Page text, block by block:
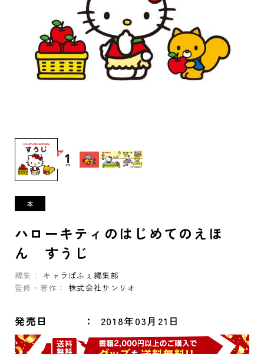
ハローキティのはじめてのえほ
ん すうじ
編集：
キャラぱふぇ編集部
監修・著作：
株式会社サンリオ
発売日 2018年03月21日